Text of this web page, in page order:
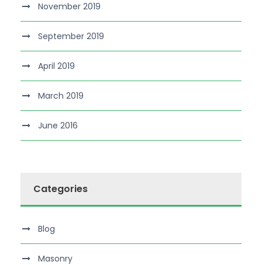
November 2019
September 2019
April 2019
March 2019
June 2016
Categories
Blog
Masonry